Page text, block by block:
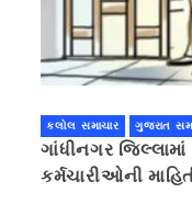
કલોલ સમાચાર ગુજરાત
ગાંધીનગર
કર્મચારીઓની